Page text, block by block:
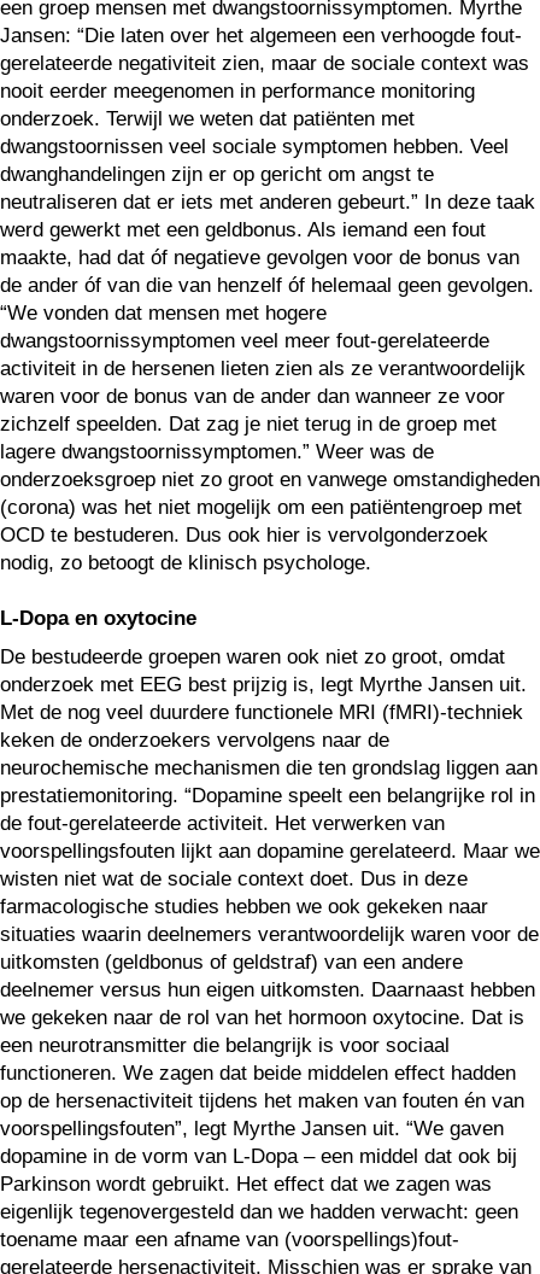
een groep mensen met dwangstoornissymptomen. Myrthe
Jansen: “Die laten over het algemeen een verhoogde fout-
gerelateerde negativiteit zien, maar de sociale context was
nooit eerder meegenomen in performance monitoring
onderzoek. Terwijl we weten dat patiënten met
dwangstoornissen veel sociale symptomen hebben. Veel
dwanghandelingen zijn er op gericht om angst te
neutraliseren dat er iets met anderen gebeurt.” In deze taak
werd gewerkt met een geldbonus. Als iemand een fout
maakte, had dat óf negatieve gevolgen voor de bonus van
de ander óf van die van henzelf óf helemaal geen gevolgen.
“We vonden dat mensen met hogere
dwangstoornissymptomen veel meer fout-gerelateerde
activiteit in de hersenen lieten zien als ze verantwoordelijk
waren voor de bonus van de ander dan wanneer ze voor
zichzelf speelden. Dat zag je niet terug in de groep met
lagere dwangstoornissymptomen.” Weer was de
onderzoeksgroep niet zo groot en vanwege omstandigheden
(corona) was het niet mogelijk om een patiëntengroep met
OCD te bestuderen. Dus ook hier is vervolgonderzoek
nodig, zo betoogt de klinisch psychologe.
L-Dopa en oxytocine
De bestudeerde groepen waren ook niet zo groot, omdat
onderzoek met EEG best prijzig is, legt Myrthe Jansen uit.
Met de nog veel duurdere functionele MRI (fMRI)-techniek
keken de onderzoekers vervolgens naar de
neurochemische mechanismen die ten grondslag liggen aan
prestatiemonitoring. “Dopamine speelt een belangrijke rol in
de fout-gerelateerde activiteit. Het verwerken van
voorspellingsfouten lijkt aan dopamine gerelateerd. Maar we
wisten niet wat de sociale context doet. Dus in deze
farmacologische studies hebben we ook gekeken naar
situaties waarin deelnemers verantwoordelijk waren voor de
uitkomsten (geldbonus of geldstraf) van een andere
deelnemer versus hun eigen uitkomsten. Daarnaast hebben
we gekeken naar de rol van het hormoon oxytocine. Dat is
een neurotransmitter die belangrijk is voor sociaal
functioneren. We zagen dat beide middelen effect hadden
op de hersenactiviteit tijdens het maken van fouten én van
voorspellingsfouten”, legt Myrthe Jansen uit. “We gaven
dopamine in de vorm van L-Dopa – een middel dat ook bij
Parkinson wordt gebruikt. Het effect dat we zagen was
eigenlijk tegenovergesteld dan we hadden verwacht: geen
toename maar een afname van (voorspellings)fout-
gerelateerde hersenactiviteit. Misschien was er sprake van